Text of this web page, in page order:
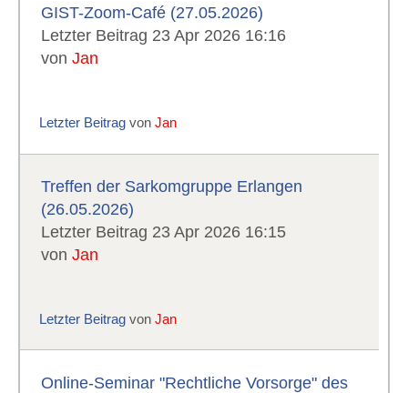
GIST-Zoom-Café (27.05.2026)
Letzter Beitrag 23 Apr 2026 16:16
vonJan
Letzter Beitrag vonJan
Treffen der Sarkomgruppe Erlangen
(26.05.2026)
Letzter Beitrag 23 Apr 2026 16:15
vonJan
Letzter Beitrag vonJan
Online-Seminar "Rechtliche Vorsorge" des